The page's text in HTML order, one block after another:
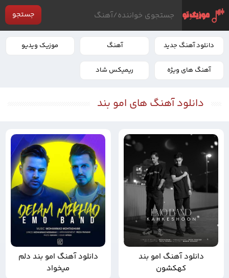
جستجو
دانلود آهنگ جدید آهنگ موزیک ویدیو
آهنگ های ویژه ریمیکس شاد
دانلود آهنگ های امو بند
دانلود آهنگ امو بند
کهکشون
دانلود آهنگ امو بند دلم
میخواد